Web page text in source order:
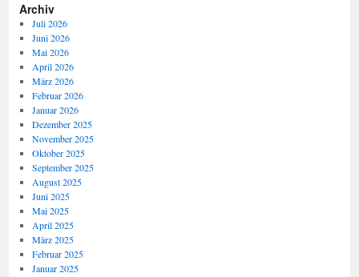
Archiv
Juli 2026
Juni 2026
Mai 2026
April 2026
März 2026
Februar 2026
Januar 2026
Dezember 2025
November 2025
Oktober 2025
September 2025
August 2025
Juni 2025
Mai 2025
April 2025
März 2025
Februar 2025
Januar 2025